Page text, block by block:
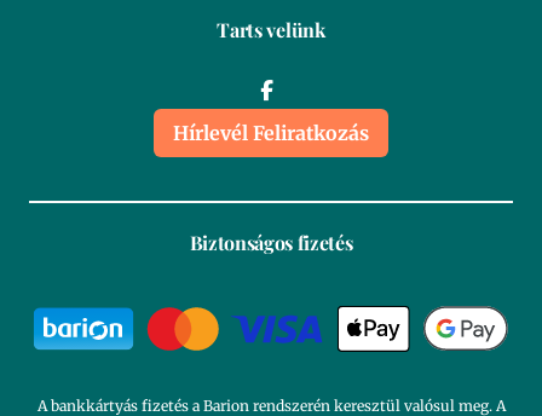
Tarts velünk
Hírlevél Feliratkozás
Biztonságos fizetés
A bankkártyás fizetés a Barion rendszerén keresztül valósul meg. A